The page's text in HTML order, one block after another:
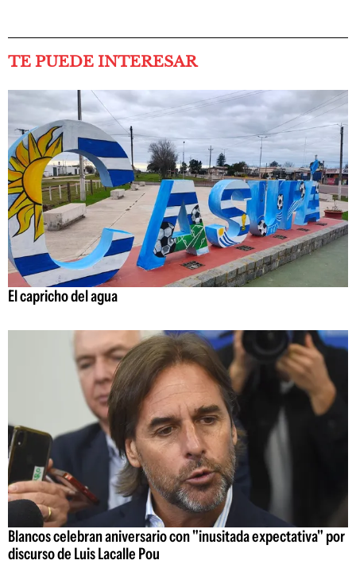
TE PUEDE INTERESAR
El capricho del agua
Blancos celebran aniversario con "inusitada expectativa" por
discurso de Luis Lacalle Pou